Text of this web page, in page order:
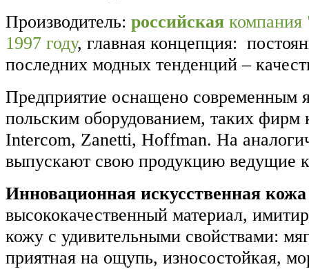
Производитель: российская
1997 году, главная концепция:
последних модных тенденций –
Предприятие оснащено современным
польским оборудованием, таких фирм
Intercom, Zanetti, Hoffman. На
выпускают свою продукцию ведущие
Инновационная искусственная
высококачественный материал,
кожу с удивительными свойствами:
приятная на ощупь, износостойкая,